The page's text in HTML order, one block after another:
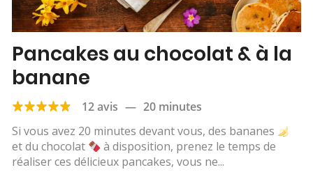
Pancakes au chocolat & à la
banane
12 avis — 20 minutes
Si vous avez 20 minutes devant vous, des bananes
et du chocolat
à disposition, prenez le temps de
réaliser ces délicieux pancakes, vous ne...